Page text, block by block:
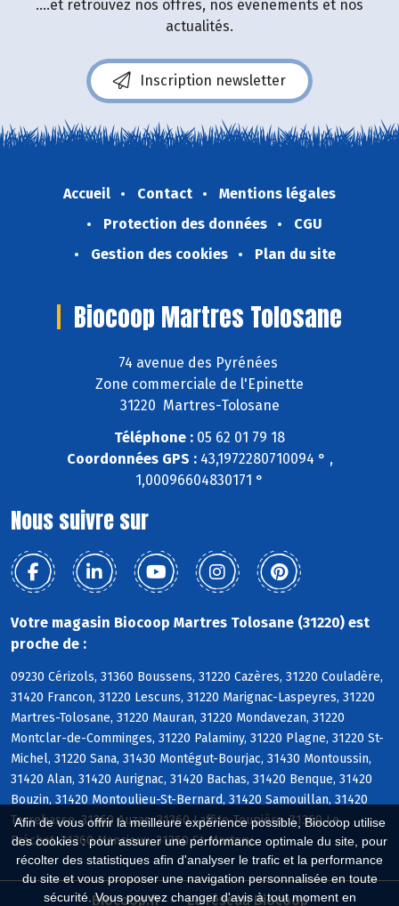
Afin de vous offrir la meilleure expérience possible, Biocoop utilise
des cookies : pour assurer une performance optimale du site, pour
récolter des statistiques afin d'analyser le trafic et la performance
du site et vous proposer une navigation personnalisée en toute
sécurité. Vous pouvez changer d'avis à tout moment en
....et retrouvez nos offres, nos événements et nos
actualités.
Inscription newsletter
Accueil Contact
Mentions légales
Protection des données
CGU
Gestion des cookies
Plan du site
Biocoop Martres Tolosane
74 avenue des Pyrénées
Zone commerciale de l'Epinette
31220 Martres-Tolosane
Téléphone : 05 62 01 79 18
Coordonnées GPS :43,1972280710094 ° ,
1,00096604830171 °
Nous suivre sur
Votre magasin Biocoop Martres Tolosane (31220) est
proche de :
09230 Cérizols, 31360 Boussens, 31220 Cazères, 31220 Couladère,
31420 Francon, 31220 Lescuns, 31220 Marignac-Laspeyres, 31220
Martres-Tolosane, 31220 Mauran, 31220 Mondavezan, 31220
Montclar-de-Comminges, 31220 Palaminy, 31220 Plagne, 31220 St-
Michel, 31220 Sana, 31430 Montégut-Bourjac, 31430 Montoussin,
31420 Alan, 31420 Aurignac, 31420 Bachas, 31420 Benque, 31420
Bouzin, 31420 Montoulieu-St-Bernard, 31420 Samouillan, 31420
Terrebasse, 31360 Auzas, 31360 Laffite-Toupière, 31360 Le
Fréchet, 31360 Mancioux, 31360 St-Martory
Biocoop.fr Le réseau Biocoop